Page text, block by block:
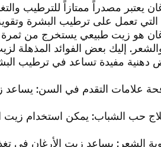
التي تعمل على ترطيب البشرة
هو زيت طبيعي يستخرج من ثمرة
إليك بعض الفوائد المذهلة